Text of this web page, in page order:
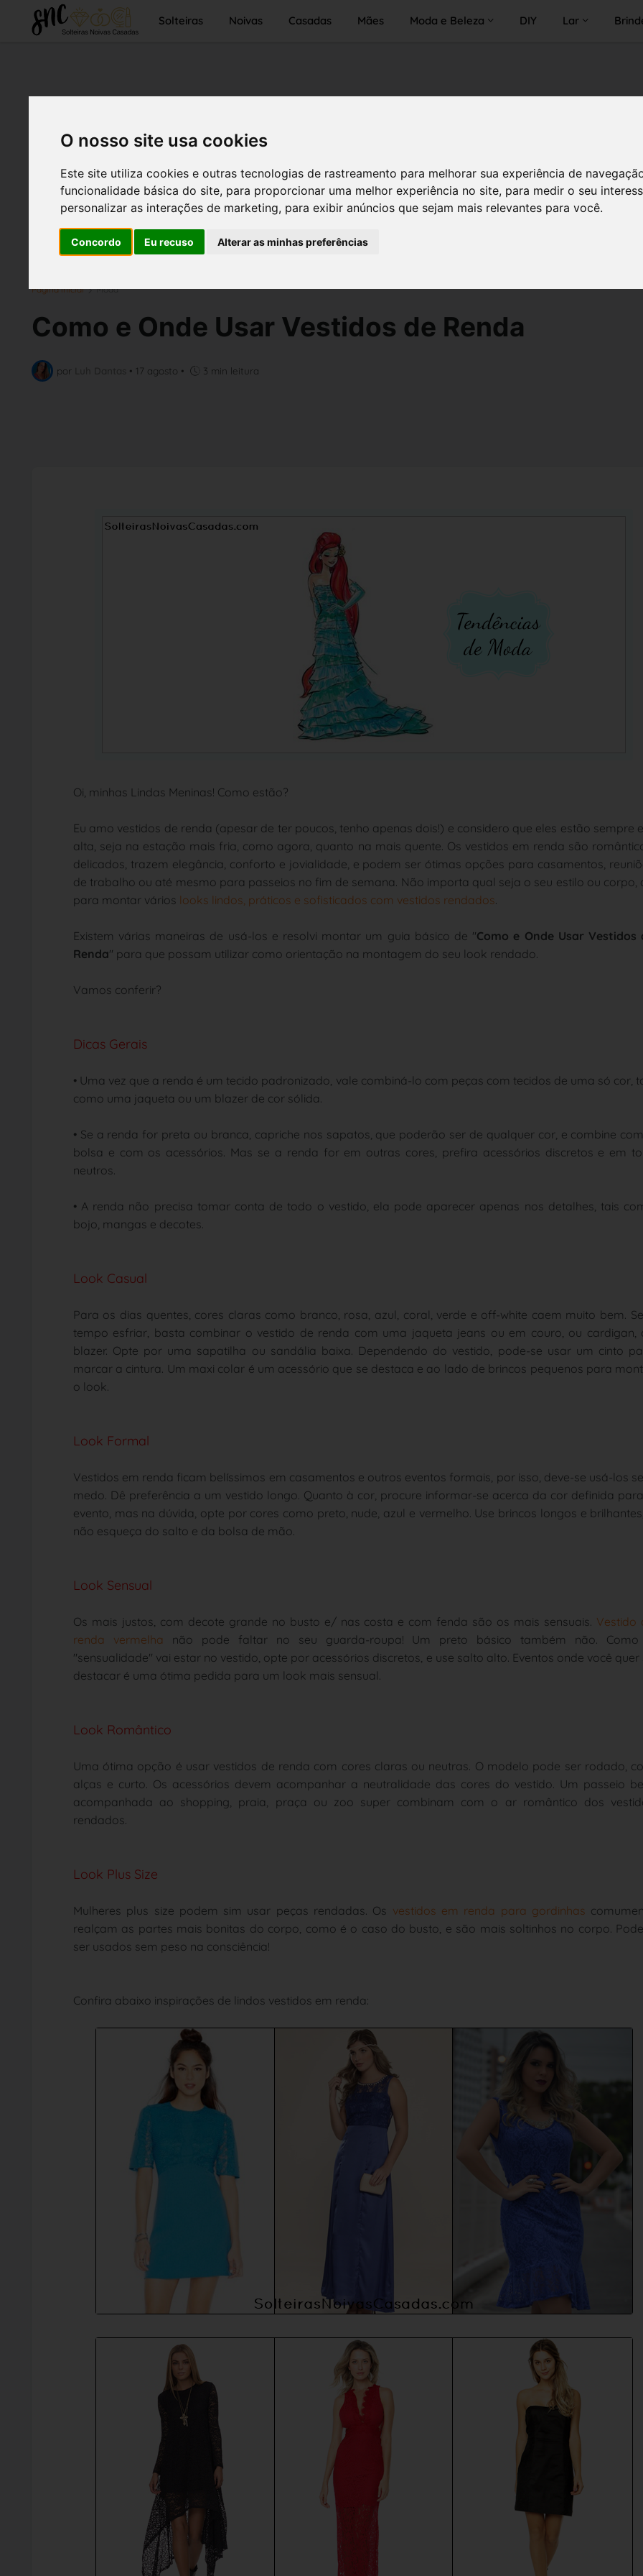
O nosso site usa cookies
Este site utiliza cookies e outras tecnologias de rastreamento para melhorar sua experiência de
funcionalidade básica do site, para proporcionar uma melhor experiência no site, para medir o seu
personalizar as interações de marketing, para exibir anúncios que sejam mais relevantes para você.
Concordo Eu recuso Alterar as minhas preferências
Solteiras Noivas Casadas Mães Moda e Beleza DIY Lar
Página inicial Moda
Como e Onde Usar Vestidos de Renda
por • 17 agosto • 3 min leitura
Oi, minhas Lindas Meninas! Como estão?
Eu amo vestidos de renda (apesar de ter poucos, tenho apenas dois!) e considero que eles estão sempre
alta, seja na estação mais fria, como agora, quanto na mais quente. Os vestidos em renda são
delicados, trazem elegância, conforto e jovialidade, e podem ser ótimas opções para casamentos,
de trabalho ou até mesmo para passeios no fim de semana. Não importa qual seja o seu estilo ou corpo,
para montar vários looks lindos, práticos e sofisticados com vestidos rendados.
Existem várias maneiras de usá-los e resolvi montar um guia básico de "Como e Onde Usar Vestidos
Renda" para que possam utilizar como orientação na montagem do seu look rendado.
Vamos conferir?
Dicas Gerais
• Uma vez que a renda é um tecido padronizado, vale combiná-lo com peças com tecidos de uma só cor,
como uma jaqueta ou um blazer de cor sólida.
• Se a renda for preta ou branca, capriche nos sapatos, que poderão ser de qualquer cor, e combine
bolsa e com os acessórios. Mas se a renda for em outras cores, prefira acessórios discretos e em
neutros.
• A renda não precisa tomar conta de todo o vestido, ela pode aparecer apenas nos detalhes, tais
bojo, mangas e decotes.
Look Casual
Para os dias quentes, cores claras como branco, rosa, azul, coral, verde e off-white caem muito bem.
tempo esfriar, basta combinar o vestido de renda com uma jaqueta jeans ou em couro, ou cardigan,
blazer. Opte por uma sapatilha ou sandália baixa. Dependendo do vestido, pode-se usar um cinto
marcar a cintura. Um maxi colar é um acessório que se destaca e ao lado de brincos pequenos para
o look.
Look Formal
Vestidos em renda ficam belíssimos em casamentos e outros eventos formais, por isso, deve-se usá-los
medo. Dê preferência a um vestido longo. Quanto à cor, procure informar-se acerca da cor definida
evento, mas na dúvida, opte por cores como preto, nude, azul e vermelho. Use brincos longos e
não esqueça do salto e da bolsa de mão.
Look Sensual
Os mais justos, com decote grande no busto e/ nas costa e com fenda são os mais sensuais. Vestido
renda vermelha não pode faltar no seu guarda-roupa! Um preto básico também não.
"sensualidade" vai estar no vestido, opte por acessórios discretos, e use salto alto. Eventos onde você quer
destacar é uma ótima pedida para um look mais sensual.
Look Romântico
Uma ótima opção é usar vestidos de renda com cores claras ou neutras. O modelo pode ser rodado,
alças e curto. Os acessórios devem acompanhar a neutralidade das cores do vestido. Um passeio
acompanhada ao shopping, praia, praça ou zoo super combinam com o ar romântico dos
rendados.
Look Plus Size
Mulheres plus size podem sim usar peças rendadas. Os vestidos em renda para gordinhas
realçam as partes mais bonitas do corpo, como é o caso do busto, e são mais soltinhos no corpo.
ser usados sem peso na consciência!
Confira abaixo inspirações de lindos vestidos em renda: